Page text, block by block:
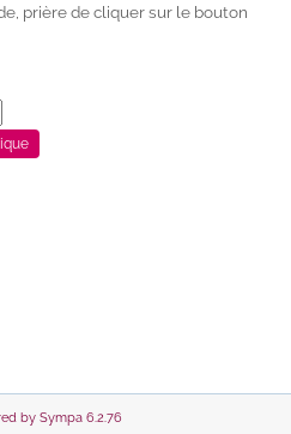
prière de cliquer sur le bouton
by Sympa 6.2.76